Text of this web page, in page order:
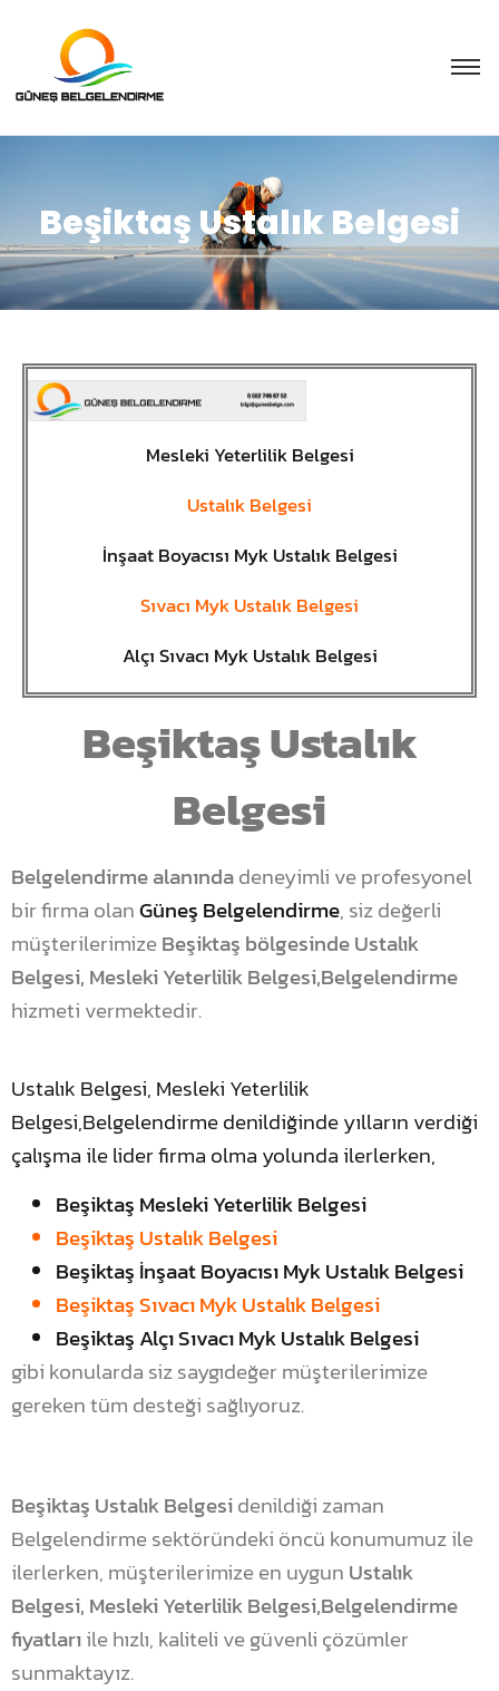
Beşiktaş Ustalık Belgesi
Mesleki Yeterlilik Belgesi
Ustalık Belgesi
İnşaat Boyacısı Myk Ustalık Belgesi
Sıvacı Myk Ustalık Belgesi
Alçı Sıvacı Myk Ustalık Belgesi
Beşiktaş Ustalık
Belgesi
Belgelendirme alanındadeneyimli ve profesyonel
bir firma olanGüneş Belgelendirme, siz değerli
müşterilerimizeBeşiktaş bölgesinde Ustalık
Belgesi, Mesleki Yeterlilik Belgesi,Belgelendirme
hizmeti vermektedir.
Ustalık Belgesi, Mesleki Yeterlilik
Belgesi,Belgelendirme denildiğinde yılların verdiği
çalışma ile lider firma olma yolunda ilerlerken,
Beşiktaş Mesleki Yeterlilik Belgesi
Beşiktaş Ustalık Belgesi
Beşiktaş İnşaat Boyacısı Myk Ustalık Belgesi
Beşiktaş Sıvacı Myk Ustalık Belgesi
Beşiktaş Alçı Sıvacı Myk Ustalık Belgesi
gibi konularda siz saygıdeğer müşterilerimize
gereken tüm desteği sağlıyoruz.
Beşiktaş Ustalık Belgesidenildiği zaman
Belgelendirme sektöründeki öncü konumumuz ile
ilerlerken, müşterilerimize en uygun Ustalık
Belgesi, Mesleki Yeterlilik Belgesi,Belgelendirme
fiyatlarıile hızlı, kaliteli ve güvenli çözümler
sunmaktayız.